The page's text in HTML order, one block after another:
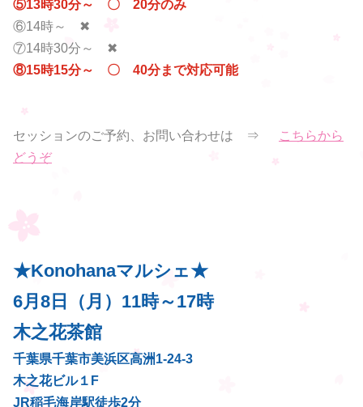
⑤13時30分～ 〇 20分のみ
⑥14時～ ✖
⑦14時30分～ ✖
⑧15時15分～ 〇 40分まで対応可能
セッションのご予約、お問い合わせは ⇒
こちらから
どうぞ
★Konohanaマルシェ★
6月8日（月）11時～17時
木之花茶館
千葉県千葉市美浜区高洲1‐24‐3
木之花ビル１F
JR稲毛海岸駅徒歩2分